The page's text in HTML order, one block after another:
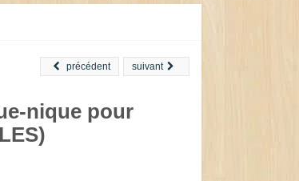
suivant
précédent
nique pour